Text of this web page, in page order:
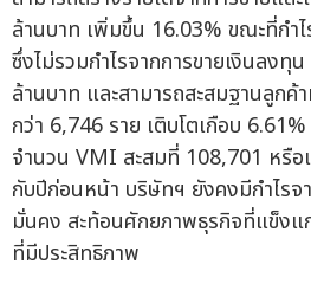
ล้านบาท เพิ่มขึ้น 16.03% ขณะที่กำ
ซึ่งไม่รวมกำไรจากการขายเงินลง
ล้านบาท และสามารถสะสมฐานลูกค้
กว่า 6,746 ราย เติบโตเกือบ
จำนวน VMI สะสมที่ 108,701 หรือ
กับปีก่อนหน้า บริษัทฯ ยังคงมีกำไรจ
มั่นคง สะท้อนศักยภาพธุรกิจที่แข็งแ
ที่มีประสิทธิภาพ